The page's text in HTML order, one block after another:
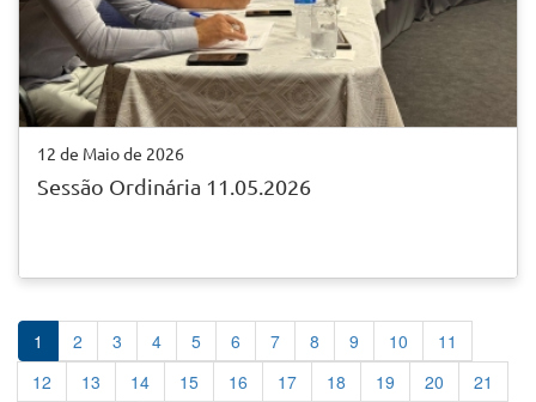
12 de Maio de 2026
Sessão Ordinária 11.05.2026
1 2 3 4 5 6 7 8 9 10
11
12
13 14 15 16 17 18 19 20
21